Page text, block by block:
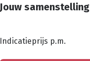
Jouw samenstelling
Indicatieprijs p.m.